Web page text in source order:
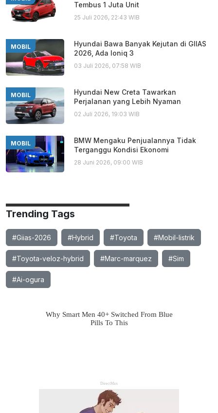
Tembus 1 Juta Unit
25 Juli 2026, 22:43 WIB
MOBIL
Hyundai Bawa Banyak Kejutan di GIIAS
2026, Ada Ioniq 3
03 Juli 2026, 07:58 WIB
MOBIL
Hyundai New Creta Tawarkan
Perjalanan yang Lebih Nyaman
02 Juli 2026, 19:03 WIB
MOBIL
BMW Mengaku Penjualannya Tidak
Terganggu Kondisi Ekonomi
28 Juni 2026, 09:00 WIB
Trending Tags
#Giias-2026 #Hybrid #Toyota #Mobil-listrik
#Toyota-veloz-hybrid #Marc-marquez #Sim
#Ai-ogura